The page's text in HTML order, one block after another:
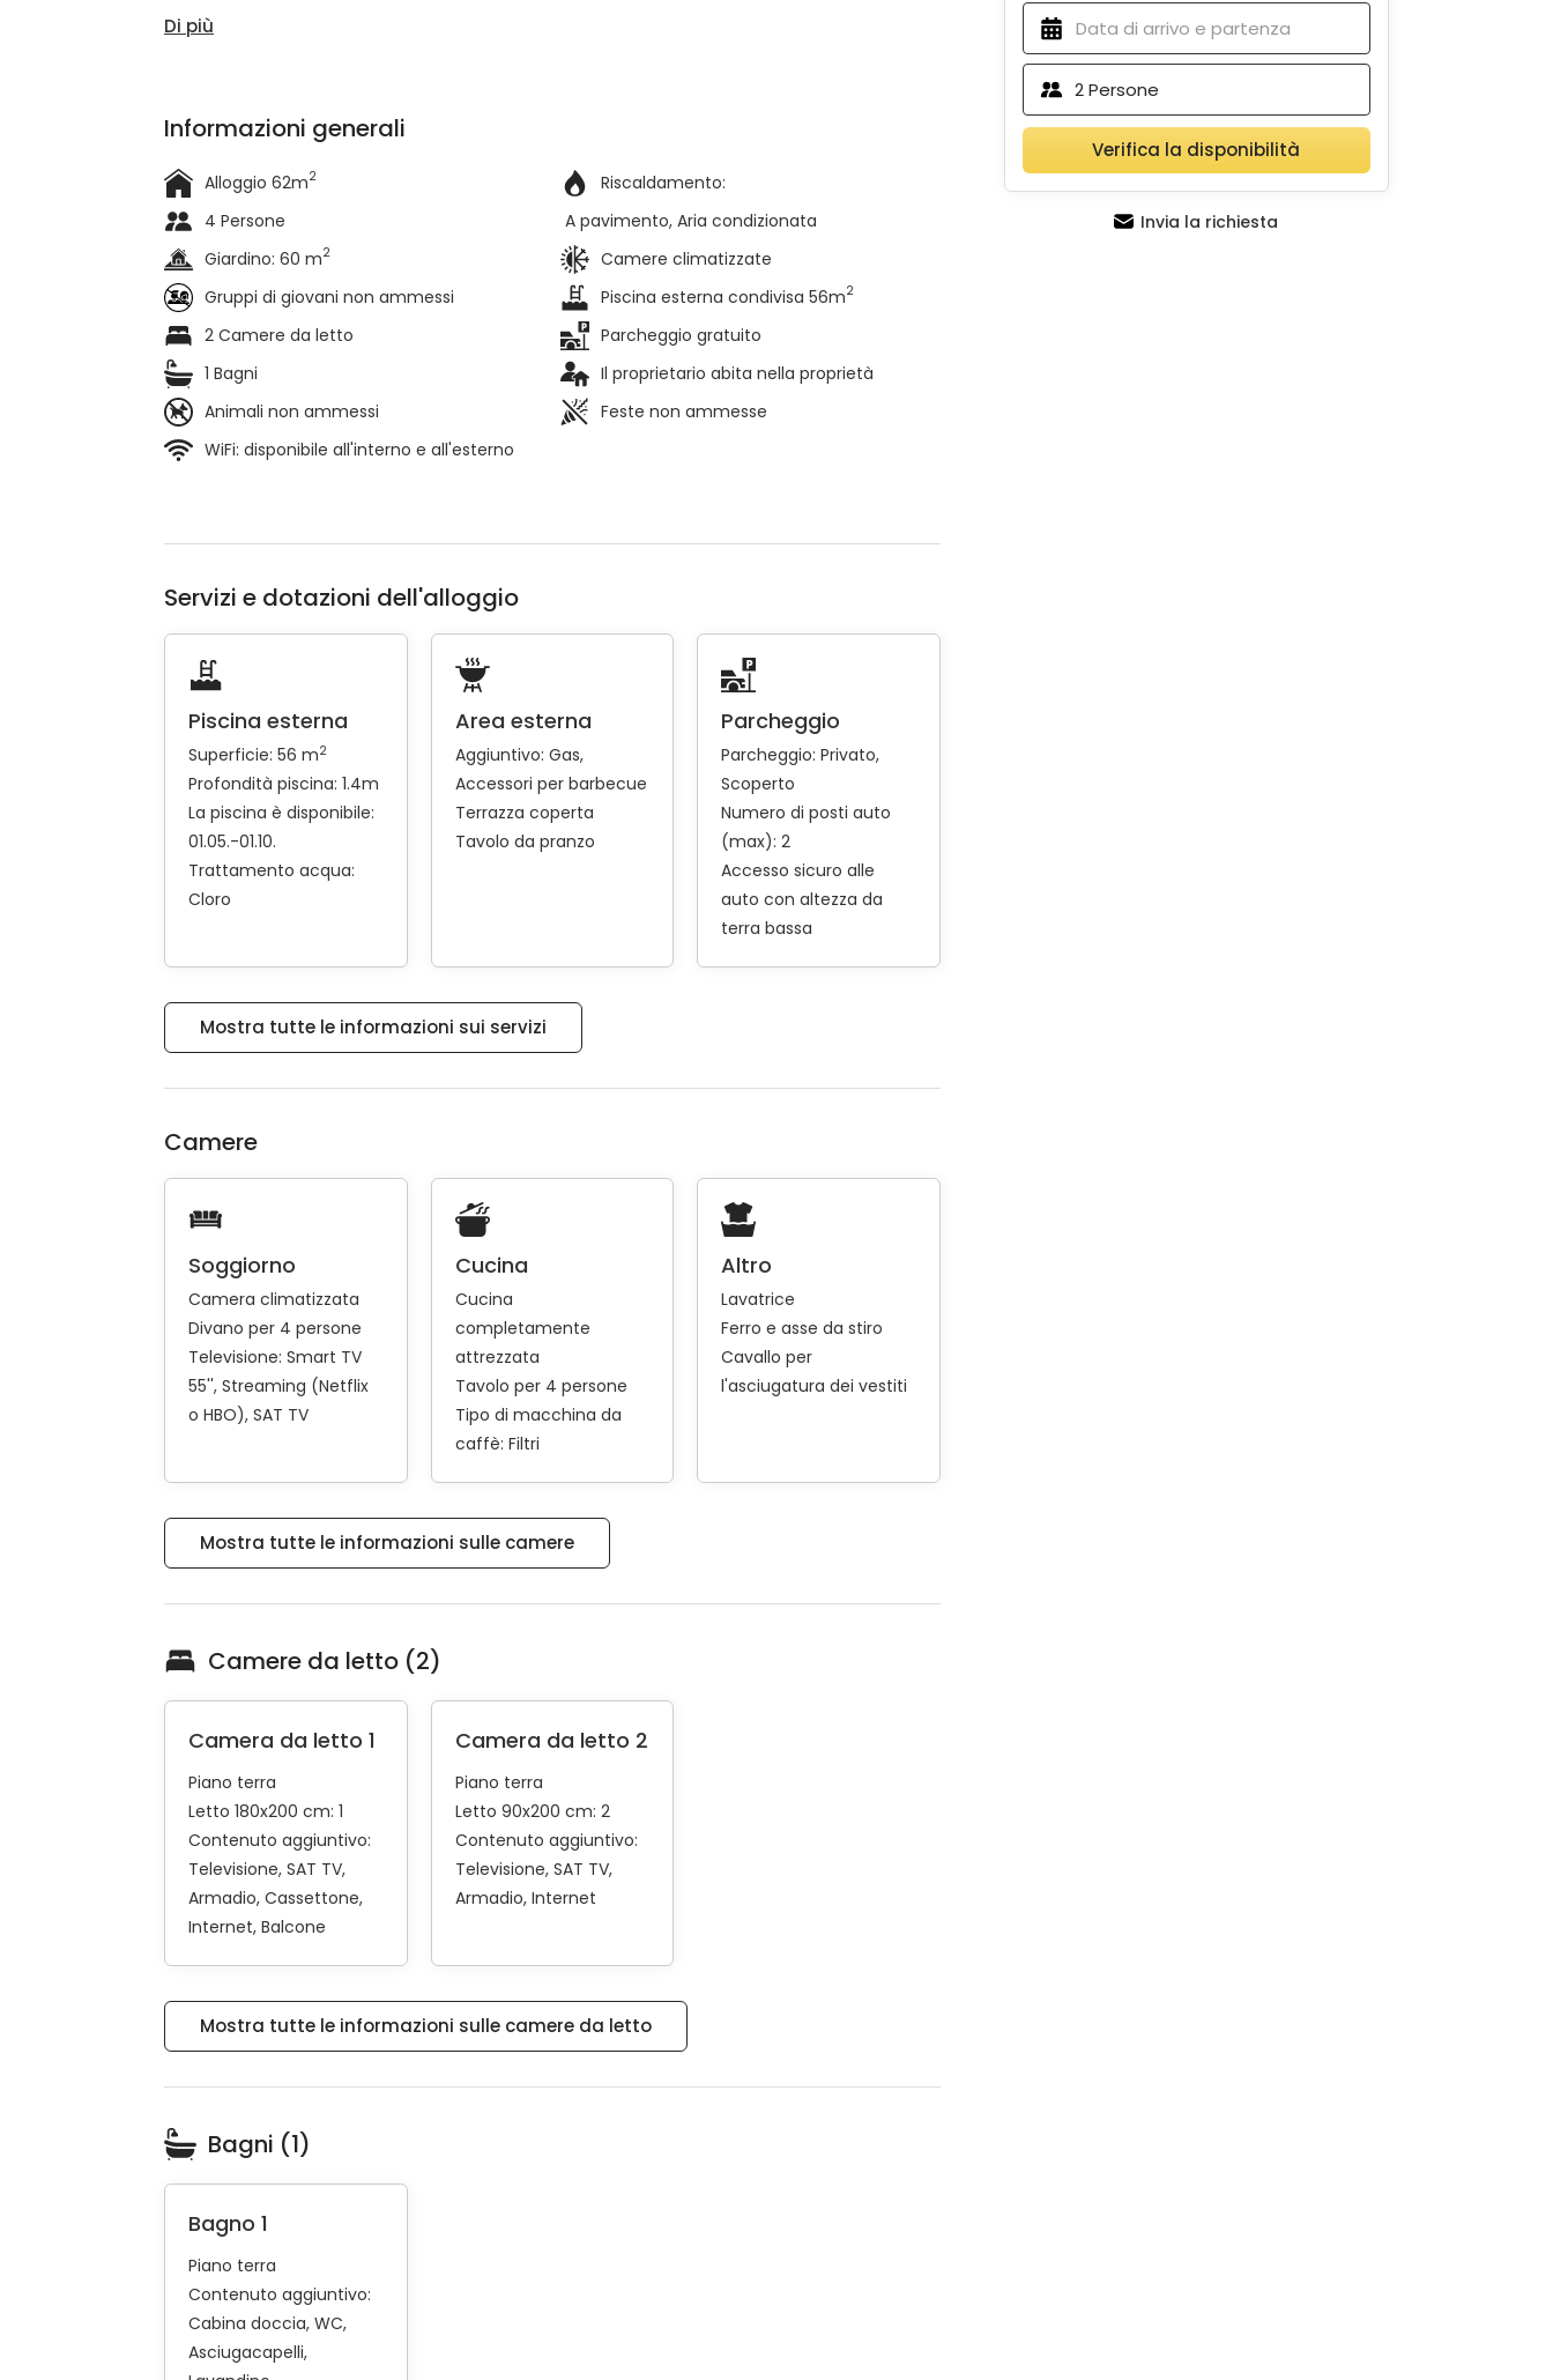
Di più
Informazioni generali
Alloggio 62m2
4 Persone
Giardino: 60 m2
Gruppi di giovani non ammessi
2 Camere da letto
1 Bagni
Animali non ammessi
WiFi: disponibile all'interno e all'esterno
Riscaldamento:
A pavimento Aria condizionata
Camere climatizzate
Piscina esterna condivisa 56m2
Parcheggio gratuito
Il proprietario abita nella proprietà
Feste non ammesse
Servizi e dotazioni dell'alloggio
Piscina esterna
Superficie: 56 m2
Profondità piscina: 1.4m
La piscina è disponibile:
01.05.-01.10.
Trattamento acqua:
Cloro
Area esterna
Aggiuntivo: Gas
Accessori per barbecue
Terrazza coperta
Tavolo da pranzo
Parcheggio
Parcheggio:Privato
Scoperto
Numero di posti auto
(max): 2
Accesso sicuro alle
auto con altezza da
terra bassa
Mostra tutte le informazioni sui servizi
Camere
Soggiorno
Camera climatizzata
Divano per 4 persone
Televisione: Smart TV
55'' Streaming (Netflix
o HBO) SAT TV
Cucina
Cucina
completamente
attrezzata
Tavolo per 4 persone
Tipo di macchina da
caffè: Filtri
Altro
Lavatrice
Ferro e asse da stiro
Cavallo per
l'asciugatura dei vestiti
Mostra tutte le informazioni sulle camere
Camere da letto (2)
Camera da letto 1
Piano terra
Letto 180x200 cm: 1
Contenuto aggiuntivo:
Televisione SAT TV
Armadio Cassettone
Internet Balcone
Camera da letto 2
Piano terra
Letto 90x200 cm: 2
Contenuto aggiuntivo:
Televisione SAT TV
Armadio Internet
Mostra tutte le informazioni sulle camere da letto
Bagni (1)
Bagno 1
Piano terra
Contenuto aggiuntivo:
Cabina doccia WC
Asciugacapelli
2Persone
Verifica la disponibilità
Invia la richiesta